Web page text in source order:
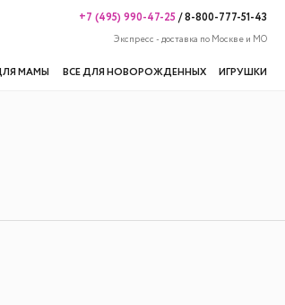
+7 (495) 990-47-25/8-800-777-51-43
Экспресс - доставка по Москве и МО
МАМЫ ВСЕ ДЛЯ НОВОРОЖДЕННЫХ ИГРУШКИ